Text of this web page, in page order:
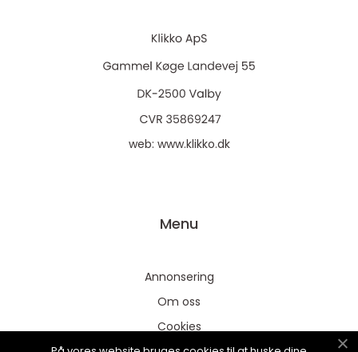
web: www.klikko.dk
Menu
Annonsering
Om oss
Cookies